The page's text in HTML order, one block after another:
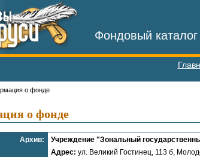
Фондовый
о фонде
о фонде
Архив:
Учреждение "Зональный
Адрес: ул. Великий Гостинец, 113 б,